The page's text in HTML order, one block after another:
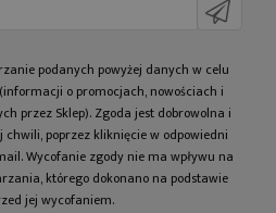
po­da­nych powyżej danych w celu
o promocjach, nowościach i
przez Sklep). Zgoda jest dobrowolna i
chwili, poprzez kliknięcie w odpowiedni
Wycofanie zgody nie ma wpływu na
którego dokonano na podstawie
jej wycofaniem.